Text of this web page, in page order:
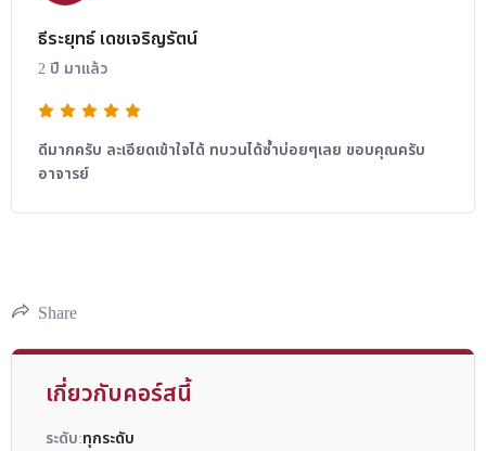
ธีระยุทธ์ เดชเจริญรัตน์
2 ปี มาแล้ว
ดีมากครับ ละเอียดเข้าใจได้ ทบวนได้ซ้ำบ่อยๆเลย ขอบคุณครับ
อาจารย์
Share
เกี่ยวกับคอร์สนี้
ระดับ:ทุกระดับ